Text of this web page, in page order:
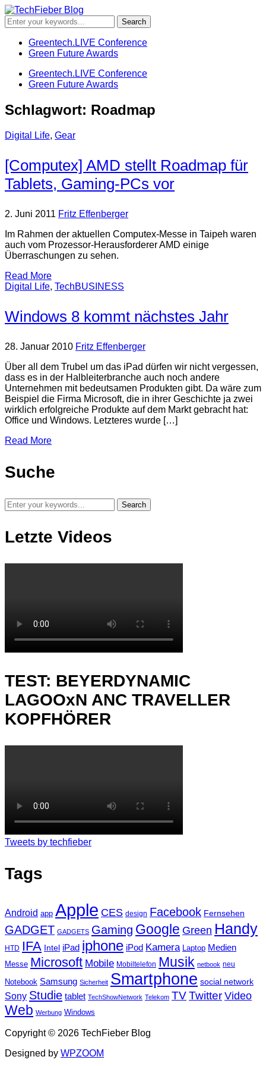
Greentech.LIVE Conference
Green Future Awards
Greentech.LIVE Conference
Green Future Awards
Schlagwort: Roadmap
Digital Life, Gear
[Computex] AMD stellt Roadmap für
Tablets, Gaming-PCs vor
2. Juni 2011 Fritz Effenberger
Im Rahmen der aktuellen Computex-Messe in Taipeh waren
auch vom Prozessor-Herausforderer AMD einige
Überraschungen zu sehen.
Read More
Digital Life, TechBUSINESS
Windows 8 kommt nächstes Jahr
28. Januar 2010 Fritz Effenberger
Über all dem Trubel um das iPad dürfen wir nicht vergessen,
dass es in der Halbleiterbranche auch noch andere
Unternehmen mit bedeutsamen Produkten gibt. Da wäre zum
Beispiel die Firma Microsoft, die in ihrer Geschichte ja zwei
wirklich erfolgreiche Produkte auf dem Markt gebracht hat:
Office und Windows. Letzteres wurde […]
Read More
Suche
Letzte Videos
TEST: BEYERDYNAMIC
LAGOOxN ANC TRAVELLER
KOPFHÖRER
Tweets by techfieber
Tags
Android app Apple CES design Facebook Fernsehen
GADGET GADGETS Gaming Google Green Handy
HTD IFA Intel iPad iphone iPod Kamera Laptop Medien
Messe Microsoft Mobile Mobiltelefon Musik netbook neu
Notebook Samsung Sicherheit Smartphone social network
Sony Studie tablet TechShowNetwork Telekom TVTwitter Video
Web Werbung Windows
Copyright © 2026 TechFieber Blog
Designed by WPZOOM